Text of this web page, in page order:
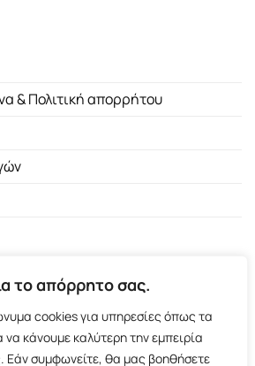
το απόρρητο σας.
cookies για υπηρεσίες όπως τα
κάνουμε καλύτερη την εμπειρία
Εάν συμφωνείτε, θα μας βοηθήσετε
& Πολιτική απορρήτου